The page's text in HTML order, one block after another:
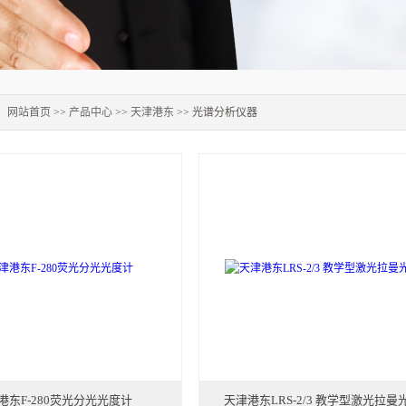
网站首页 >> 产品中心 >> 天津港东 >> 光谱分析仪器
东F-280荧光分光光度计 天津港东LRS-2/3 教学型激光拉曼